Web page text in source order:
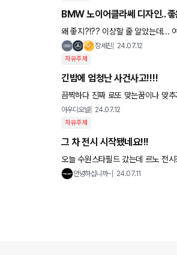
BMW 노이어클라쎄 디자인..
왜 좋지?!?? 이상할 줄 알았는데...
장세진 24.07.12
자유주제
긴밤에 엄청난 사건사고‼️‼️
끔찍하다 진짜 로또 맞는꿈이나 맞추
아우디오널 24.07.12
자유주제
그 차 전시 시작됐네요!!!
오늘 수원스타필드 갔는데 르노 전
보이고 공간감넓고 시트도 적당히
안녕하십니까~ 24.07.11